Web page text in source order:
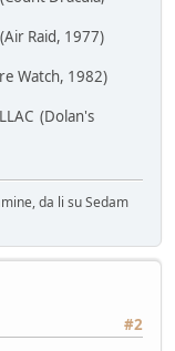
Raid, 1977)
Watch, 1982)
(Dolan's
da li su Sedam
#2